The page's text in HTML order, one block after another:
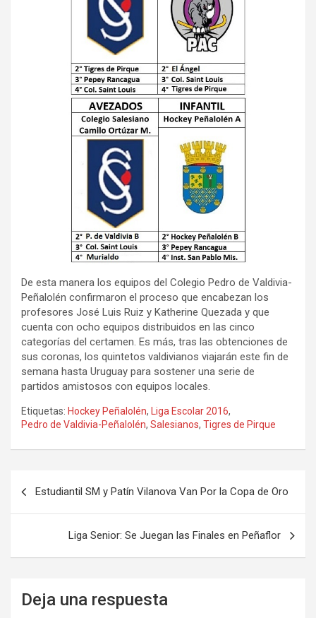
De esta manera los equipos del Colegio Pedro de Valdivia-
Peñalolén confirmaron el proceso que encabezan los
profesores José Luis Ruiz y Katherine Quezada y que
cuenta con ocho equipos distribuidos en las cinco
categorías del certamen. Es más, tras las obtenciones de
sus coronas, los quintetos valdivianos viajarán este fin de
semana hasta Uruguay para sostener una serie de
partidos amistosos con equipos locales.
Etiquetas: Hockey Peñalolén, Liga Escolar 2016,
Pedro de Valdivia-Peñalolén, Salesianos, Tigres de Pirque
entradas
Estudiantil SM y Patín Vilanova Van Por la Copa de Oro
Liga Senior: Se Juegan las Finales en Peñaflor
Deja una respuesta